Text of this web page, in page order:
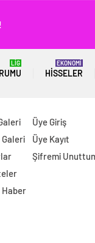
LİG
HISSELER
EKONOMİ
Haber
Üye Giriş
Üye Kayıt
Şifremi